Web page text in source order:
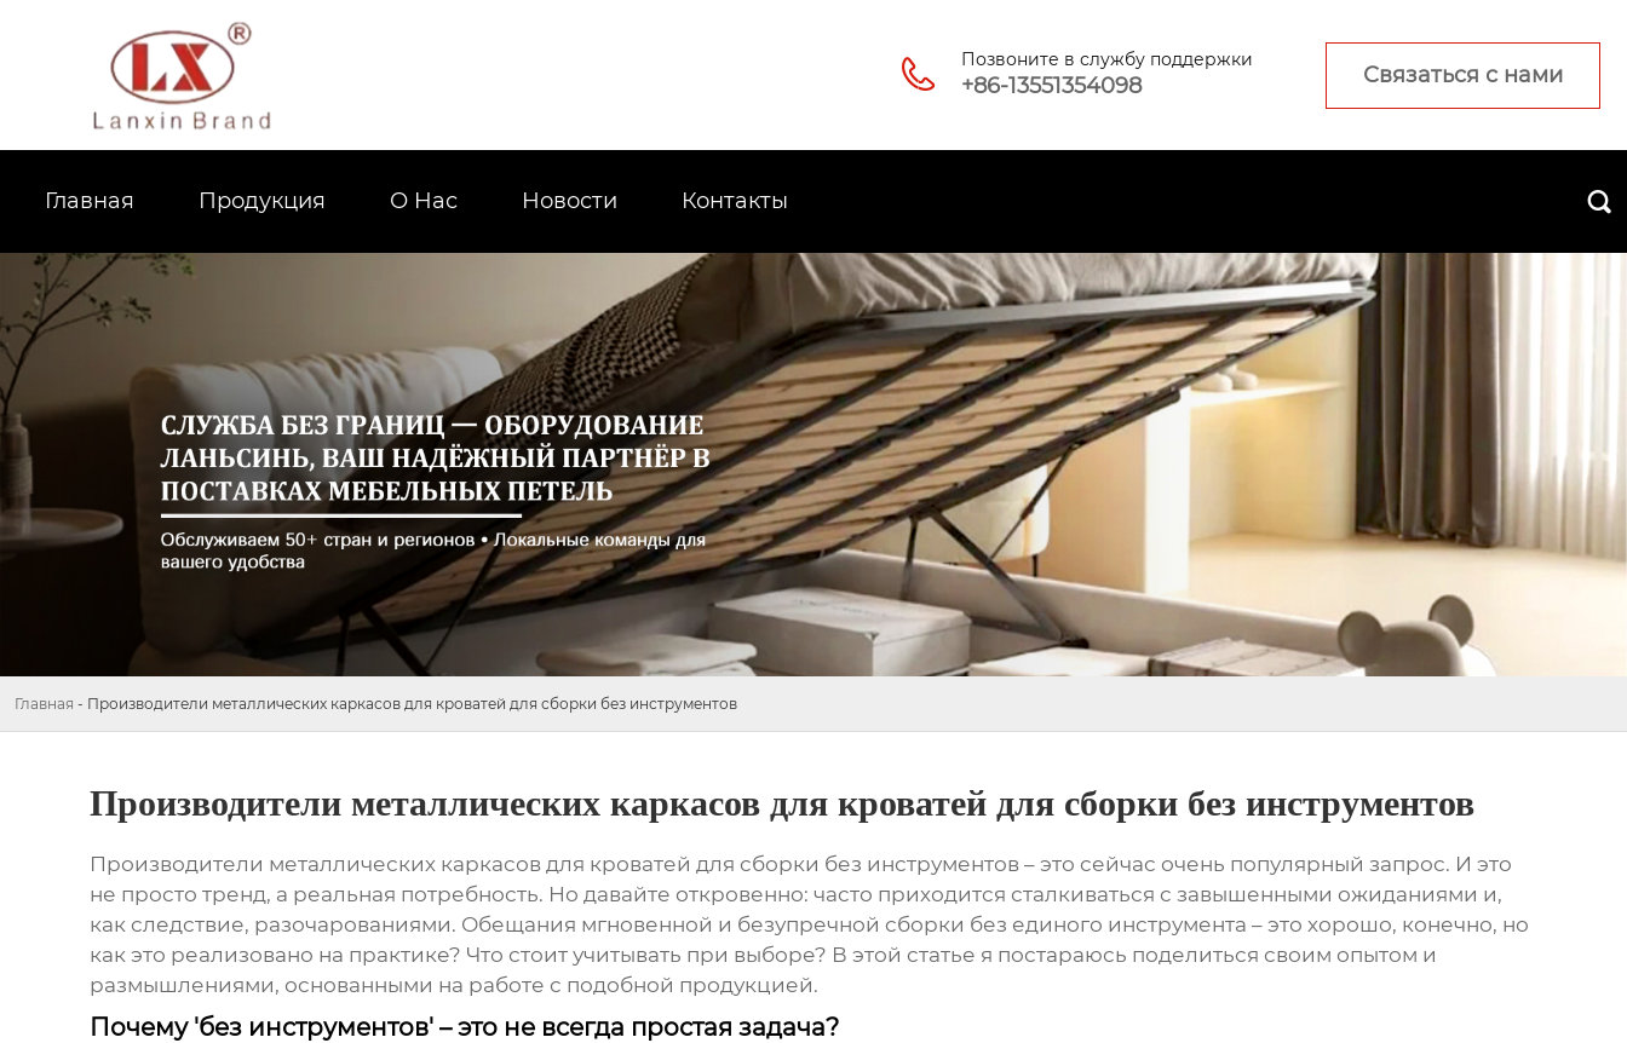
 Позвоните в службу поддержки
+86-13551354098 Связаться с нами
Главная Продукция О Hас Новости Контакты 
Главная - Производители металлических каркасов для кроватей для сборки без инструментов
Производители металлических каркасов для кроватей для сборки без инструментов
Производители металлических каркасов для кроватей для сборки без инструментов– это сейчас очень популярный запрос. И это
не просто тренд, а реальная потребность. Но давайте откровенно: часто приходится сталкиваться с завышенными ожиданиями и,
как следствие, разочарованиями. Обещания мгновенной и безупречной сборки без единого инструмента – это хорошо, конечно, но
как это реализовано на практике? Что стоит учитывать при выборе? В этой статье я постараюсь поделиться своим опытом и
размышлениями, основанными на работе с подобной продукцией.
Почему 'без инструментов' – это не всегда простая задача?